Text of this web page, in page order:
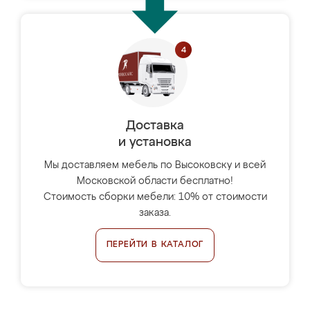
Доставка
и установка
Мы доставляем мебель по Высоковску и всей
Московской области бесплатно!
Стоимость сборки мебели: 10% от стоимости
заказа.
ПЕРЕЙТИ В КАТАЛОГ